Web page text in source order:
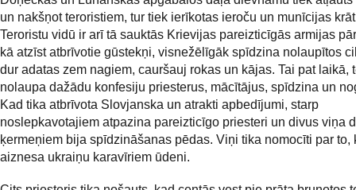
un nakšņot teroristiem, tur tiek ierīkotas ieroču un munīcijas
Teroristu vidū ir arī tā sauktās Krievijas pareizticīgās armijas
kā atzīst atbrīvotie gūstekņi, visnežēlīgāk spīdzina nolaupītos
dur adatas zem nagiem, cauršauj rokas un kājas. Tai pat laikā,
nolaupa dažādu konfesiju priesterus, mācītājus, spīdzina un
Kad tika atbrīvota Slovjanska un atrakti apbedījumi, starp
noslepkavotajiem atpazina pareizticīgo priesteri un divus viņa
ķermeņiem bija spīdzināšanas pēdas. Viņi tika nomocīti par to,
aiznesa ukraiņu karavīriem ūdeni.